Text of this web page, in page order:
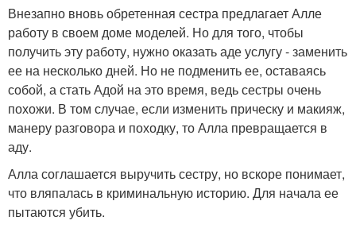
Внезапно вновь обретенная сестра предлагает Алле
работу в своем доме моделей. Но для того, чтобы
получить эту работу, нужно оказать аде услугу - заменить
ее на несколько дней. Но не подменить ее, оставаясь
собой, а стать Адой на это время, ведь сестры очень
похожи. В том случае, если изменить прическу и макияж,
манеру разговора и походку, то Алла превращается в
аду.
Алла соглашается выручить сестру, но вскоре понимает,
что вляпалась в криминальную историю. Для начала ее
пытаются убить.